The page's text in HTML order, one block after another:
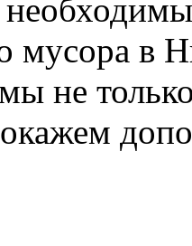
мусора в
мы не